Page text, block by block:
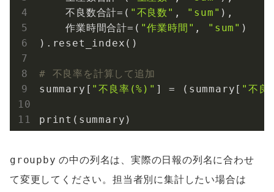
    不良数合計=(
"不良数" , "sum" ),
    作業時間合計=(
"作業時間" , "sum" )
).reset_index()
# 不良率を計算して追加
summary[ "不良率(%)" ] = (summary[ "不良
print(summary)
groupby の中の列名は、実際の日報の列名に合わせ
て変更してください。担当者別に集計したい場合は